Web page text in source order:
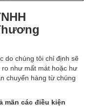
do chúng tôi chỉ định sẽ
như mất mát hoặc hư
chuyển hàng từ chúng
mãn các điều kiện